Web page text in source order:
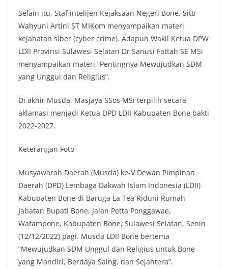
Selain itu, Staf intelijen Kejaksaan Negeri Bone, Sitti
Wahyuni Artini ST MIKom menyampaikan materi
kejahatan siber (cyber crime). Adapun Wakil Ketua DPW
LDII Provinsi Sulawesi Selatan Dr Sanusi Fattah SE MSi
menyampaikan materi “Pentingnya Mewujudkan SDM
yang Unggul dan Religius”.
Di akhir Musda, Masjaya SSos MSi terpilih secara
aklamasi menjadi Ketua DPD LDII Kabupaten Bone bakti
2022-2027.
Keterangan Foto
Musyawarah Daerah (Musda) ke-V Dewan Pimpinan
Daerah (DPD) Lembaga Dakwah Islam Indonesia (LDII)
Kabupaten Bone di Baruga La Tea Riduni Rumah
Jabatan Bupati Bone, Jalan Petta Ponggawae,
Watampone, Kabupaten Bone, Sulawesi Selatan, Senin
(12/12/2022) pagi. Musda LDII Bone bertema
“Mewujudkan SDM Unggul dan Religius untuk Bone
yang Mandiri, Berdaya Saing, dan Sejahtera”.